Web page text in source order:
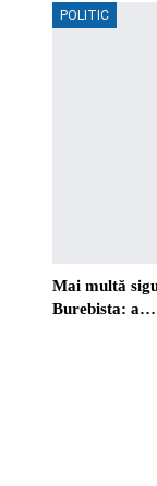
POLITIC
Mai multă
Burebista: a…